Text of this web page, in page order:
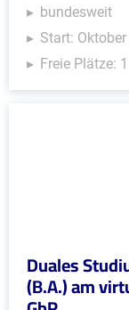
bundesweit
Start:
Freie Plätze: 1
Duales
(B.A.) am